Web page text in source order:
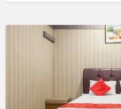
Disewakan